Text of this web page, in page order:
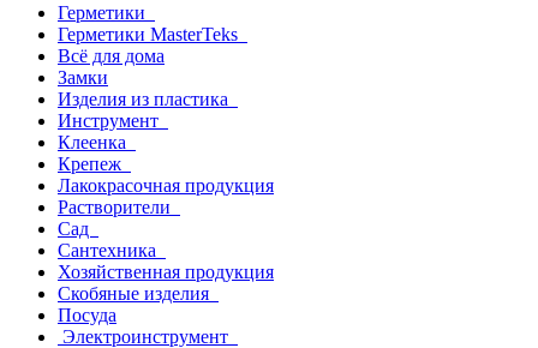
Герметики
Герметики MasterTeks
Всё для дома
Замки
Изделия из пластика
Инструмент
Клеенка
Крепеж
Лакокрасочная продукция
Растворители
Сад
Сантехника
Хозяйственная продукция
Скобяные изделия
Посуда
Электроинструмент